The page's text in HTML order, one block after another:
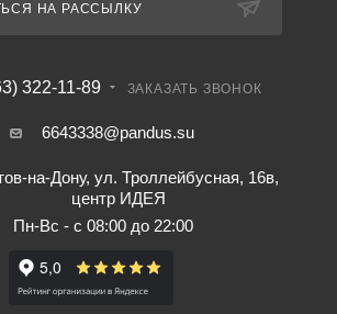
НА РАССЫЛКУ
322-11-89 ЗАКАЗАТЬ ЗВОНОК
6643338@pandus.su
на-Дону, ул. Троллейбусная, 16в,
центр ИДЕЯ
Пн-Вс - с 08:00 до 22:00